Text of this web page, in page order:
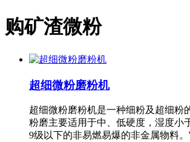
购矿渣微粉
超细微粉磨粉机
超细微粉磨粉机是一种细粉及超细粉
粉磨主要适用于中、低硬度，湿度小
9级以下的非易燃易爆的非金属物料